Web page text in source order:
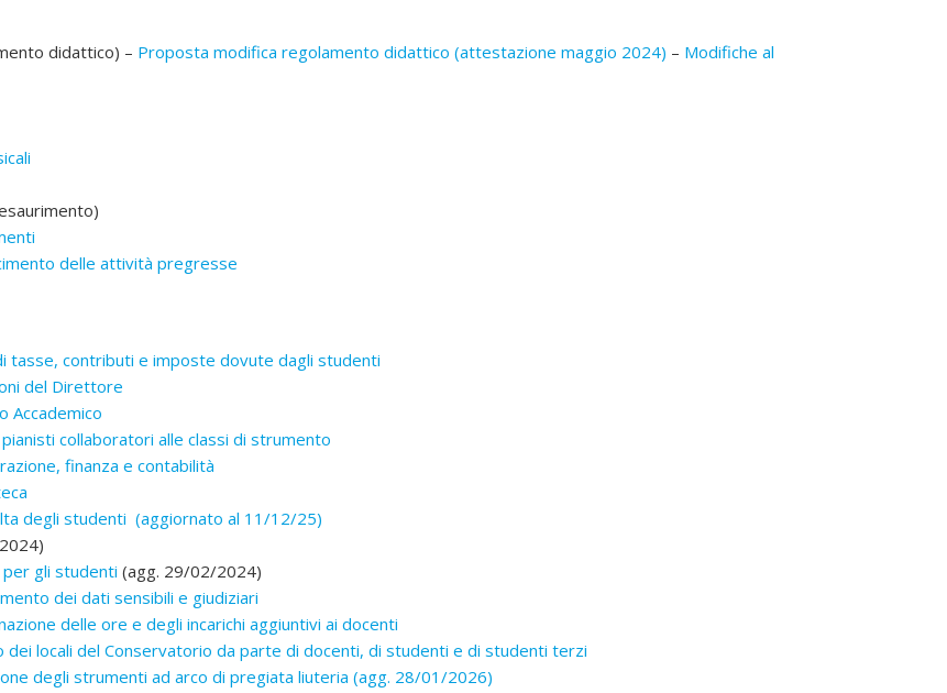
didattico) – Proposta modifica regolamento didattico (attestazione maggio 2024) – Modifiche al
delle attività pregresse
tasse, contributi e imposte dovute dagli studenti
del Direttore
Accademico
collaboratori alle classi di strumento
finanza e contabilità
degli studenti (aggiornato al 11/12/25)
per gli studenti (agg. 29/02/2024)
dei dati sensibili e giudiziari
delle ore e degli incarichi aggiuntivi ai docenti
dei locali del Conservatorio da parte di docenti, di studenti e di studenti terzi
degli strumenti ad arco di pregiata liuteria (agg. 28/01/2026)